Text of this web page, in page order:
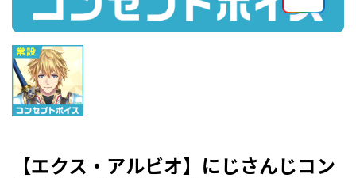
【エクス・アルビオ】にじさんじコン